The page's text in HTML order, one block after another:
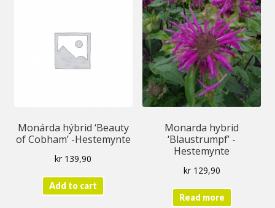
Monárda hýbrid ‘Beauty
of Cobham’ -Hestemynte
kr 139,90
Add to cart
Monarda hybrid
‘Blaustrumpf’ -
Hestemynte
kr129,90
Read more